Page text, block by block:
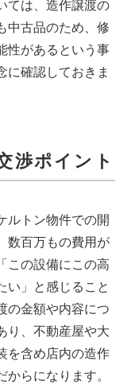
ては、造作譲渡の
中古品のため、修
性があるという事
に確認しておきま
渉ポイント
ルトン物件での開
数百万もの費用が
この設備にこの高
い」と感じること
の金額や内容につ
り、不動産屋や大
を含め店内の造作
らになります。